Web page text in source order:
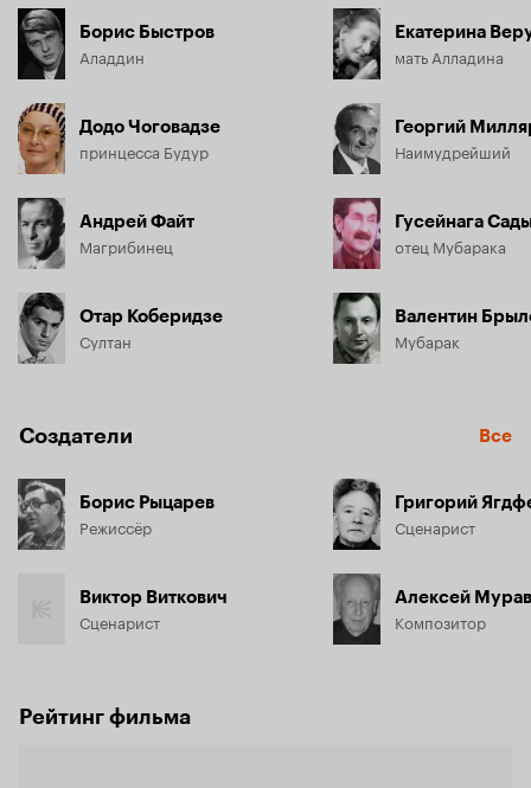
Борис Быстров
Аладдин
Додо Чоговадзе
принцесса Будур
Андрей Файт
Магрибинец
Отар Коберидзе
Султан
Екатерина
мать Алладина
Георгий
Наимудрейший
Гусейнага
отец Мубарака
Валентин
Мубарак
Создатели Все
Борис Рыцарев
Режиссёр
Виктор Виткович
Сценарист
Григорий
Сценарист
Алексей
Композитор
Рейтинг фильма